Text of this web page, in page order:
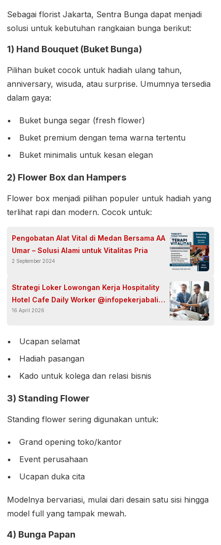
Sebagai florist Jakarta, Sentra Bunga dapat menjadi
solusi untuk kebutuhan rangkaian bunga berikut:
1) Hand Bouquet (Buket Bunga)
Pilihan buket cocok untuk hadiah ulang tahun,
anniversary, wisuda, atau surprise. Umumnya tersedia
dalam gaya:
Buket bunga segar (fresh flower)
Buket premium dengan tema warna tertentu
Buket minimalis untuk kesan elegan
2) Flower Box dan Hampers
Flower box menjadi pilihan populer untuk hadiah yang
terlihat rapi dan modern. Cocok untuk:
Pengobatan Alat Vital di Medan Bersama AA
Umar – Solusi Alami untuk Vitalitas Pria
2 September 2024
Strategi Loker Lowongan Kerja Hospitality
Hotel Cafe Daily Worker @infopekerjabali
Rekrutmen Bali
16 April 2026
Ucapan selamat
Hadiah pasangan
Kado untuk kolega dan relasi bisnis
3) Standing Flower
Standing flower sering digunakan untuk:
Grand opening toko/kantor
Event perusahaan
Ucapan duka cita
Modelnya bervariasi, mulai dari desain satu sisi hingga
model full yang tampak mewah.
4) Bunga Papan